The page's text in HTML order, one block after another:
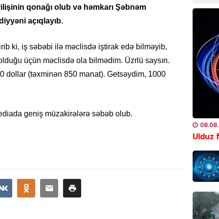
qonağı olub və həmkarı Şəbnəm
açıqlayıb.
ki, iş səbəbi ilə məclisdə iştirak edə bilməyib,
üçün məclisdə ola bilmədim. Üzrlü saysın.
dollar (təxminən 850 manat). Getsəydim, 1000
geniş müzakirələrə səbəb olub.
DİN
DAXILI
etdi
XARICI
ABŞ
Ulduz